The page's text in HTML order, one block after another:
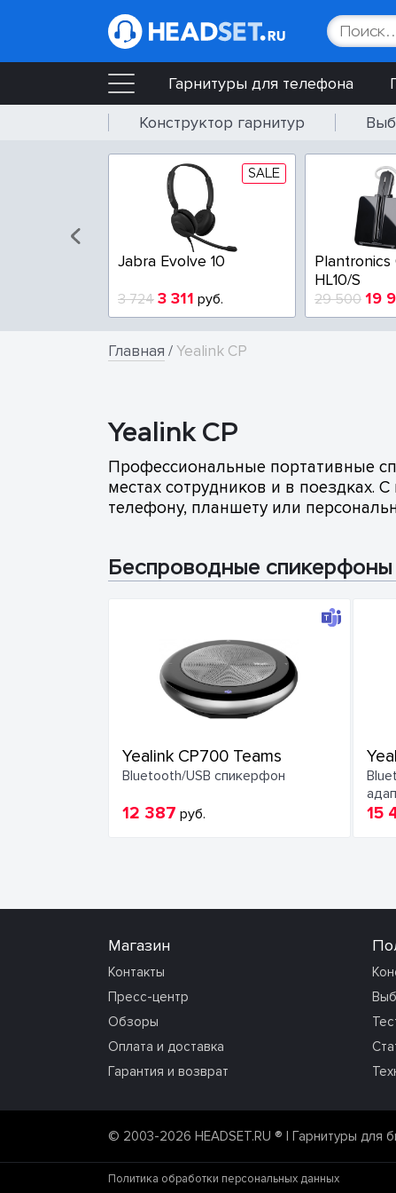
Гарнитуры для телефона
Конструктор гарнитур
SALE
Jabra Evolve 10
3 724 3 311 руб.
HL10/S
29 500 19
Главная /Yealink CP
Yealink CP
Профессиональные портативные
местах сотрудников и в
телефону, планшету или
Беспроводные
Yealink CP700 Teams
Bluetooth/USB спикерфон
12 387 руб. 15
Магазин
Контакты
Пресс-центр
Обзоры
Оплата и доставка
Гарантия и возврат
© 2003-2026 HEADSET.RU ® | Гарнитуры для
Политика обработки персональных данных